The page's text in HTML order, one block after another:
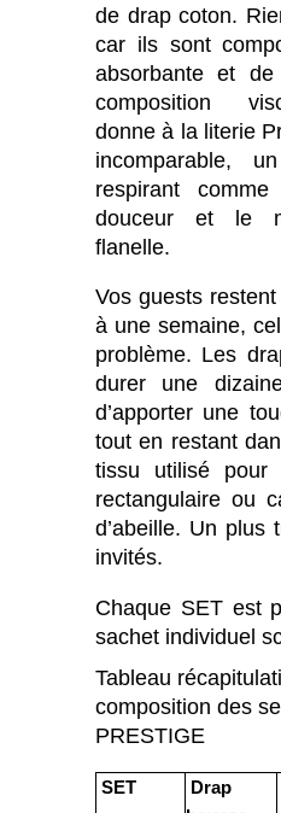
de drap coton.
car ils sont
absorbante et de
composition
donne à la literie
incomparable,
respirant
douceur et le
flanelle.
Vos guests
à une semaine,
problème. Les
durer une
d’apporter une
tout en restant
tissu utilisé pour
rectangulaire ou
d’abeille. Un plus
invités.
Chaque SET est
sachet individuel
Tableau
composition des
PRESTIGE
SET
Drap